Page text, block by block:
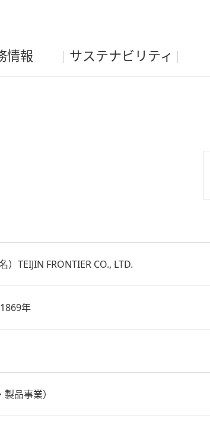
情報 サステナビリティ
TEIJIN FRONTIER CO., LTD.
年
品事業）